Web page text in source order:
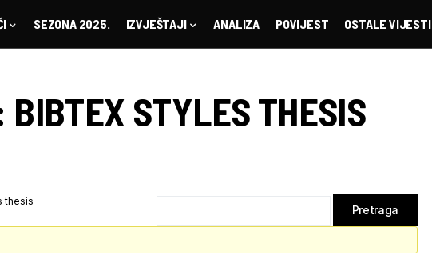
SEZONA 2025. IZVJEŠTAJI ANALIZA POVIJEST OSTALE VIJESTI
BIBTEX STYLES THESIS
thesis